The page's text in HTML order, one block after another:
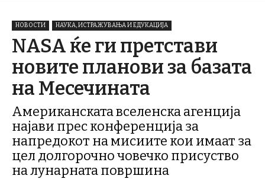
НОВОСТИ НАУКА, ИСТРАЖУВАЊА И ЕДУКАЦИЈА
NASA ќе ги претстави
новите планови за базата
на Месечината
Американската вселенска агенција
најави прес конференција за
напредокот на мисиите кои имаат за
цел долгорочно човечко присуство
на лунарната површина